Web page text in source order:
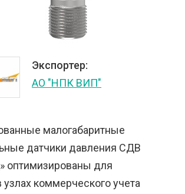
Экспортер:
АО "НПК ВИП"
малогабаритные
датчики давления СДВ
оптимизированы для
коммерческого учета